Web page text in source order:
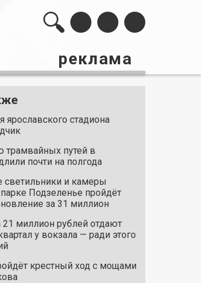
реклама
ярославского стадиона
трамвайных путей в
почти на полгода
и камеры
Подзеленье пройдёт
за 31 миллион
21 миллион рублей отдают
у вокзала — ради этого
крестный ход с мощами